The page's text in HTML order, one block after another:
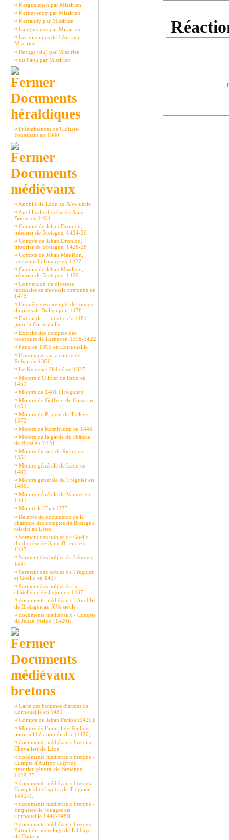
¤ Kerguelenen par Missirien
¤ Kernevenoy par Missirien
¤ Kersaudy par Missirien
¤ Langueouez par Missirien
¤ Les vicomtes de Léon par
Missirien
¤ Refuge (du) par Missirien
¤ du Faou par Missirien
Documents
héraldiques
¤ Prééminences de Clohars-
Fouesnant en 1680
Documents
médiévaux
¤ Anoblis de Léon au XVe siècle
¤ Anoblis du diocèse de Saint-
Brieuc en 1494
¤ Compte de Jehan Droniou,
trésorier de Bretagne, 1424-26
¤ Compte de Jehan Droniou,
trésorier de Bretagne, 1426-28
¤ Compte de Jehan Mauléon,
receveur du fouage en 1427
¤ Compte de Jehan Mauléon,
trésorier de Bretagne, 1429
¤ Conversion de diverses
monnaies en monnaie bretonne en
1475
¤ Enquête des exempts de fouage
du pays de Dol en juin 1478.
¤ Extrait de la montre de 1481
pour la Cornouaille
¤ Extraits des comptes des
receveurs de Lesneven 1398-1422
¤ Feux en 1395 en Cornouaille
¤ Hommages au vicomte de
Rohan en 1396
¤ Le Kemenet Héboé en 1327
¤ Montre d'Olivier de Bron en
1451
¤ Montre de 1481 (Tréguier)
¤ Montre de Geffroy de Couvran
1451
¤ Montre de Prigent de Trelever
1372
¤ Montre de Rosnivinen en 1448
¤ Montre de la garde du château
de Brest en 1420
¤ Montre du sire de Rieux en
1351
¤ Montre générale de Léon en
1481
¤ Montre générale de Tréguier en
1480.
¤ Montre générale de Vannes en
1481
¤ Montre le Chat 1375
¤ Relevés de documents de la
chambre des comptes de Bretagne
relatifs au Léon
¤ Serment des nobles de Goëllo
du diocèse de Saint-Brieuc en
1437
¤ Serment des nobles de Léon en
1437
¤ Serment des nobles de Tréguier
et Goëllo en 1437
¤ Serment des nobles de la
châtellenie de Jugon en 1437
¤ documents médiévaux - Anoblis
de Bretagne au XVe siècle
¤ documents médiévaux - Compte
de Jehan Périou (1420).
Documents
médiévaux
bretons
¤ Carte des hommes d'armes de
Cornouaille en 1481
¤ Compte de Jehan Périou (1420).
¤ Montre de l'amiral de Penhoet
pour la libération du duc (1420)
¤ documents médiévaux bretons -
Chevaliers de Léon
¤ documents médiévaux bretons -
Compte d'Aufroy Guynot,
trésorier général de Bretagne,
1429-33
¤ documents médiévaux bretons -
Compte du chapitre de Tréguier
1432-3.
¤ documents médiévaux bretons -
Enquêtes de fouages en
Cornouaille 1440-1480
¤ documents médiévaux bretons -
Extrait du nécrologe de l'abbaye
de Daoulas